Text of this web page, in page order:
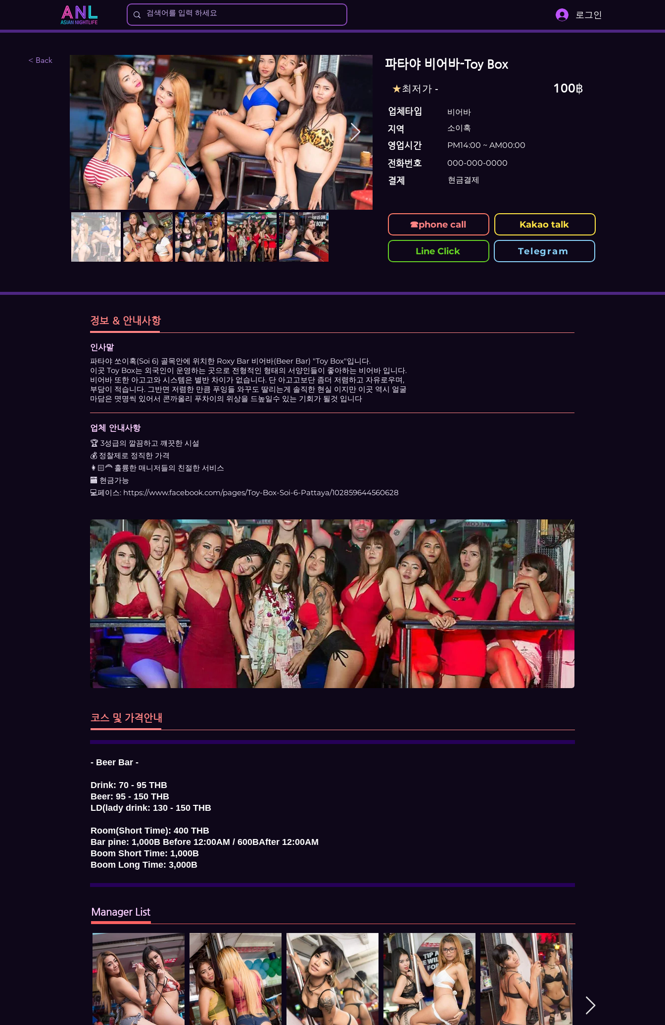
로그인
< Back 파타야 비어바-Toy Box
★최저가 - 100฿
업체타입 비어바
지역 소이혹
영업시간 PM14:00 ~ AM00:00
전화번호 000-000-0000
결제 현금결제
☎phone call Kakao talk
Line Click Telegram
정보 & 안내사항
인사말
파타야 쏘이혹(Soi 6) 골목안에 위치한 Roxy Bar 비어바(Beer Bar) "Toy Box"입니다.
이곳 Toy Box는 외국인이 운영하는 곳으로 전형적인 형태의 서양인들이 좋아하는 비어바 입니다.
비어바 또한 아고고와 시스템은 별반 차이가 없습니다. 단 아고고보단 좀더 저렴하고 자유로우며,
부담이 적습니다. 그반면 저렴한 만큼 푸잉들 와꾸도 딸리는게 솔직한 현실 이지만 이곳 역시 얼굴
마담은 몃명씩 있어서 콘까올리 푸차이의 위상을 드높일수 있는 기회가 될것 입니다
업체 안내사항
🏆 3성급의 깔끔하고 꺠끗한 시설
💰 정찰제로 정직한 가격
👩🏻‍🦰 훌륭한 매니저들의 친절한 서비스
🏧 현금가능
💻페이스: https://www.facebook.com/pages/Toy-Box-Soi-6-Pattaya/102859644560628
코스 및 가격안내
- Beer Bar -
Drink: 70 - 95 THB
Beer: 95 - 150 THB
LD(lady drink: 130 - 150 THB
Room(Short Time): 400 THB
Bar pine: 1,000B Before 12:00AM / 600BAfter 12:00AM
Boom Short Time: 1,000B
Boom Long Time: 3,000B
Manager List